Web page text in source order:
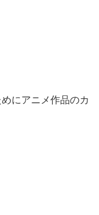
にアニメ作品のカ